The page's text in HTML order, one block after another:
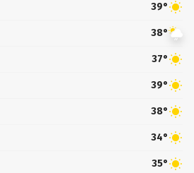
39°
38°
37°
39°
38°
34°
35°